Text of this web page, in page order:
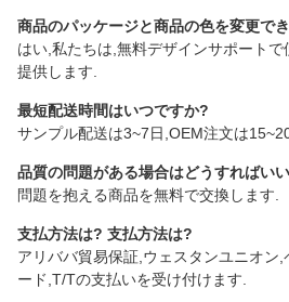
商品のパッケージと商品の色を変更で
はい,私たちは,無料デザインサポート
提供します.
最短配送時間はいつですか?
サンプル配送は3~7日,OEM注文は
品質の問題がある場合はどうすればい
問題を抱える商品を無料で交換します.
支払方法は? 支払方法は?
アリババ貿易保証,ウェスタンユニオン
ード,T/Tの支払いを受け付けます.